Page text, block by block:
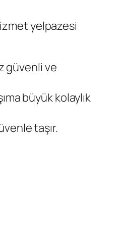
yelpazesi
güvenli ve
büyük kolaylık
taşır.